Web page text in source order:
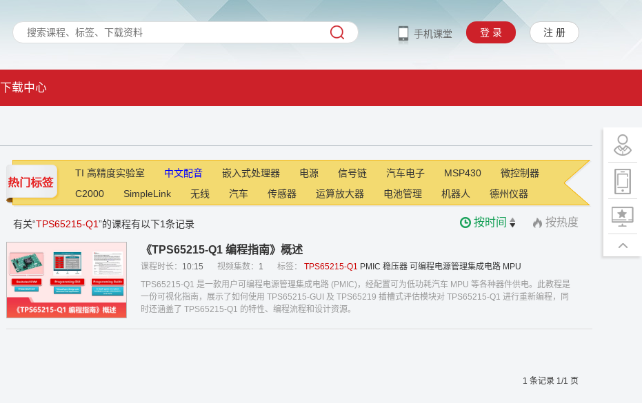
手机课堂 登 录 注 册
下载中心
TI 高精度实验室 中文配音 嵌入式处理器 电源 信号链 汽车电子 MSP430
微控制器
C2000
SimpleLink 无线 汽车 传感器 运算放大器 电池管理 机器人 德州仪器
有关“TPS65215-Q1”的课程有以下1条记录 按时间 按热度
《TPS65215-Q1 编程指南》概述
课程时长： 10:15 视频集数： 1 标签： TPS65215-Q1 PMIC 稳压器 可编程电源管理集成电路 MPU
TPS65215-Q1 是一款用户可编程电源管理集成电路 (PMIC)，经配置可为低功耗汽车 MPU 等各种器件供电。此教程是
一份可视化指南，展示了如何使用 TPS65215-GUI 及 TPS65219 插槽式评估模块对 TPS65215-Q1 进行重新编程，同
时还涵盖了 TPS65215-Q1 的特性、编程流程和设计资源。
1 条记录 1/1 页